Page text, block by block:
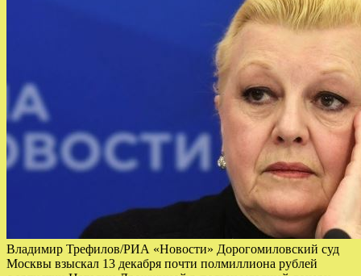
Владимир Трефилов/РИА «Новости» Дорогомиловский суд
Москвы взыскал 13 декабря почти полмиллиона рублей